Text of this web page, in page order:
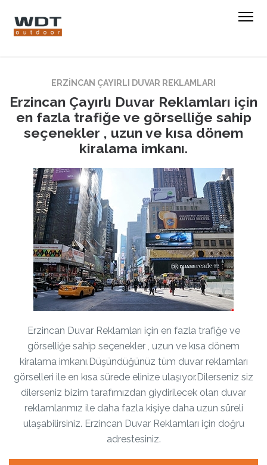
ERZINCAN ÇAYIRLI DUVAR REKLAMLARI
Erzincan Çayırlı Duvar Reklamları için
en fazla trafiğe ve görselliğe sahip
seçenekler , uzun ve kısa dönem
kiralama imkanı.
Erzincan Duvar Reklamları için en fazla trafiğe ve
görselliğe sahip seçenekler , uzun ve kısa dönem
kiralama imkanı.Düşündüğünüz tüm duvar reklamları
görselleri ile en kısa sürede elinize ulaşıyor.Dilerseniz siz
dilerseniz bizim tarafımızdan giydirilecek olan duvar
reklamlarımız ile daha fazla kişiye daha uzun süreli
ulaşabilirsiniz. Erzincan Duvar Reklamları için doğru
adrestesiniz.